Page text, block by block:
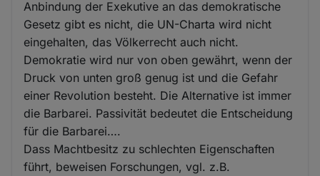
Anbindung der Exekutive an das demokratische
Gesetz gibt es nicht, die UN-Charta wird nicht
eingehalten, das Völkerrecht auch nicht.
Demokratie wird nur von oben gewährt, wenn der
Druck von unten groß genug ist und die Gefahr
einer Revolution besteht. Die Alternative ist immer
die Barbarei. Passivität bedeutet die Entscheidung
für die Barbarei….
Dass Machtbesitz zu schlechten Eigenschaften
führt, beweisen Forschungen, vgl. z.B.